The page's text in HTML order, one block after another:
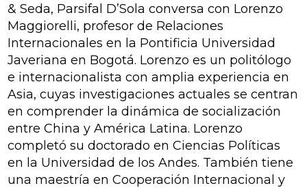
& Seda, Parsifal D’Sola conversa con Lorenzo
Maggiorelli, profesor de Relaciones
Internacionales en la Pontificia Universidad
Javeriana en Bogotá. Lorenzo es un politólogo
e internacionalista con amplia experiencia en
Asia, cuyas investigaciones actuales se centran
en comprender la dinámica de socialización
entre China y América Latina. Lorenzo
completó su doctorado en Ciencias Políticas
en la Universidad de los Andes. También tiene
una maestría en Cooperación Internacional y